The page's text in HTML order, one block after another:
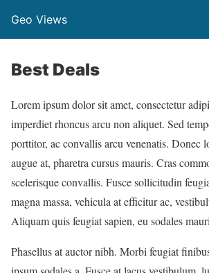
Geo Views
Best Deals
Lorem ipsum dolor sit amet, consectetur
imperdiet rhoncus arcu non aliquet. Sed
porttitor, ac convallis arcu venenatis. Donec
augue at, pharetra cursus mauris. Cras
scelerisque convallis. Fusce sollicitudin
magna massa, vehicula at efficitur ac,
Aliquam quis feugiat sapien, eu sodales
Phasellus at auctor nibh. Morbi feugiat